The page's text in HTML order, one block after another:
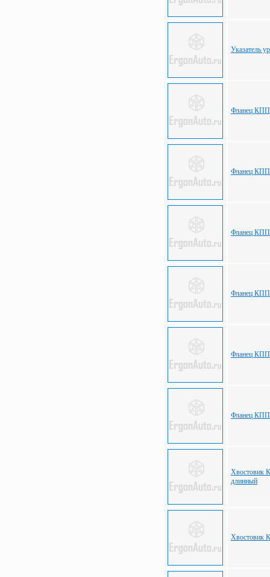
Указатель
Фланец КПП
Фланец КПП
Фланец КПП
Фланец КПП
Фланец КПП
Фланец КПП
Хвостовик
длинный
Хвостовик